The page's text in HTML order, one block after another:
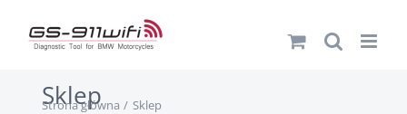
Sklep
Strona główna Sklep